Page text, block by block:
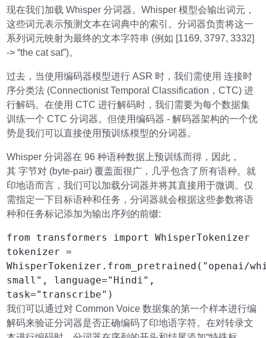
现在我们加载 Whisper 分词器。Whisper 模型会输出词元，
这些词元表示预测文本在词典中的索引。分词器负责将这一
系列词元映射为最终的文本字符串 (例如 [1169, 3797, 3332]
-> “the cat sat”)。
过去，当使用编码器模型进行 ASR 时，我们需使用 连接时
序分类法 (Connectionist Temporal Classification，CTC) 进
行解码。在使用 CTC 进行解码时，我们需要为每个数据集
训练一个 CTC 分词器。但使用编码器 - 解码器架构的一个优
势是我们可以直接使用预训练模型的分词器。
Whisper 分词器在 96 种语种数据上预训练而得，因此，
其 字节对 (byte-pair) 覆盖面很广，几乎包含了所有语种。就
印地语而言，我们可以加载分词器并将其直接用于微调。仅
需指定一下目标语种和任务，分词器就会根据这些参数将语
种和任务标记添加为输出序列的前缀:
from transformers import WhisperTokenizer
tokenizer =
WhisperTokenizer.from_pretrained("openai/
small", language="Hindi",
task="transcribe")
我们可以通过对 Common Voice 数据集的第一个样本进行编
解码来验证分词器是否正确编码了印地语字符。在对转录文